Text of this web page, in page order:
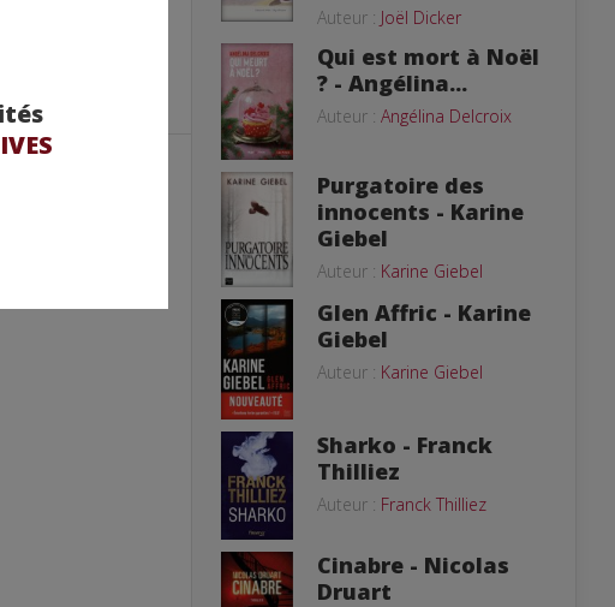
à valoriser. Les photos
les dossiers de
est diffusée sur
Merci pour votre
Auteur : Joël Dicker
Qui est mort à Noël
? - Angélina...
Auteur : Angélina Delcroix
Purgatoire des
innocents - Karine
Giebel
Auteur : Karine Giebel
Glen Affric - Karine
Giebel
Auteur : Karine Giebel
Sharko - Franck
Thilliez
Auteur : Franck Thilliez
Cinabre - Nicolas
Druart